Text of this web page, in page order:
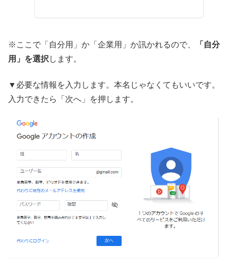
※ここで「自分用」か「企業用」か訊かれるので、
「自分
用」を選択します。
▼必要な情報を入力します。本名じゃなくてもいいです。
入力できたら「次へ」を押します。